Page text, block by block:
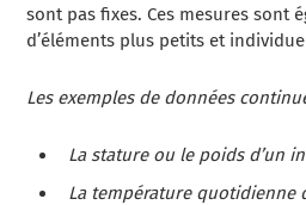
sont pas fixes. Ces mesures sont
d’éléments plus petits et
Les exemples de données
La stature ou le poids d’un
La température quotidienne